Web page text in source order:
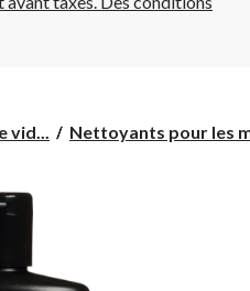
vid... Nettoyants pour les